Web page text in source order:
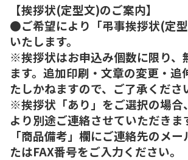
【挨拶状(定型文)のご案内】
●ご希望により「弔事挨拶状(定
いたします。
※挨拶状はお申込み個数に限り、
ます。追加印刷・文章の変更・追
たしかねますので、ご了承くださ
※挨拶状「あり」をご選択の場合
より別途ご連絡させていただきま
「商品備考」欄にご連絡先のメ
たはFAX番号をご入力ください。